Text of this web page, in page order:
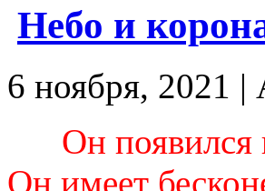
Небо и
6 ноября, 2021 |
Он
Он имеет